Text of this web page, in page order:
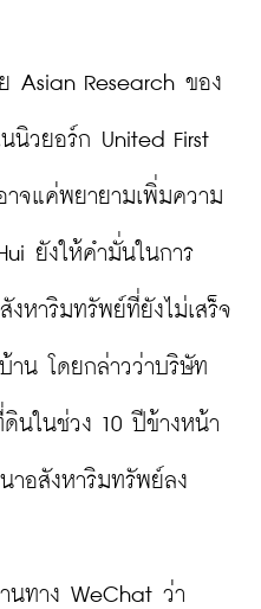
Asian Research ของ
นิวยอร์ก United First
าจแค่พยายามเพิ่มความ
ยังให้คำมั่นในการ
หาริมทรัพย์ที่ยังไม่เสร็จ
าน โดยกล่าวว่าบริษัท
นในช่วง 10 ปีข้างหน้า
อสังหาริมทรัพย์ลง
นทาง WeChat ว่า